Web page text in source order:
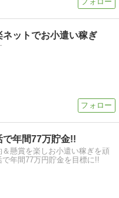
ットでお小遣い稼ぎ
年間77万貯金!!
懸賞を楽しお小遣い稼ぎを頑
年間77万円貯金を目標に!!